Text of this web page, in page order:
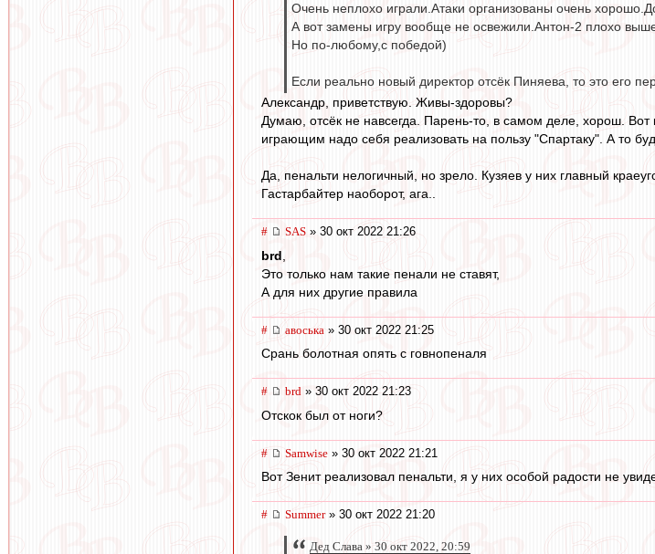
Очень неплохо играли.Атаки организованы очень
А вот замены игру вообще не освежили.Антон-2 плохо
Но по-любому,c победой)
Если реально новый директор отсёк Пиняева, то это его
Александр, приветствую. Живы-здоровы?
Думаю, отсёк не навсегда. Парень-то, в самом деле, хорош.
играющим надо себя реализовать на пользу "Спартаку". А то
Да, пенальти нелогичный, но зрело. Кузяев у них главный
Гастарбайтер наоборот, ага..
# SAS » 30 окт 2022 21:26
brd
Это только нам такие пенали не ставят,
А для них другие правила
# авоська » 30 окт 2022 21:25
Срань болотная опять с говнопеналя
# brd » 30 окт 2022 21:23
Отскок был от ноги?
# Samwise » 30 окт 2022 21:21
Вот Зенит реализовал пенальти, я у них особой радости не
# Summer» 30 окт 2022 21:20
Дед Слава » 30 окт 2022, 20:59